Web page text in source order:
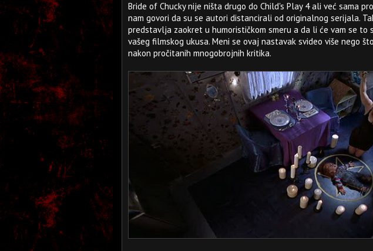
Bride of Chucky nije ništa drugo do Child's Play 4 ali već sama
nam govori da su se autori distancirali od originalnog serijala.
predstavlja zaokret u humorističkom smeru a da li će vam se to
vašeg filmskog ukusa. Meni se ovaj nastavak svideo više nego
nakon pročitanih mnogobrojnih kritika.